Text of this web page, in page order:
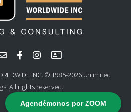
Agendémonos por ZOOM
INC. © 1985-2026 Unlimited
All rights reserved.